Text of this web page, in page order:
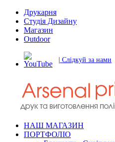
Друкарня
Студія Дизайну
Магазин
Outdoor
| Слідкуй за нами
НАШ МАГАЗИН
ПОРТФОЛІО